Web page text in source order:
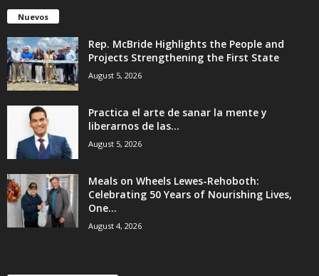
Nuevos
Rep. McBride Highlights the People and
Projects Strengthening the First State
August 5, 2026
Practica el arte de sanar la mente y
liberarnos de las...
August 5, 2026
Meals on Wheels Lewes-Rehoboth:
Celebrating 50 Years of Nourishing Lives,
One...
August 4, 2026